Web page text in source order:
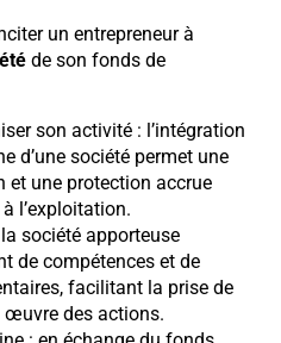
un entrepreneur à
de son fonds de
son activité : l’intégration
d’une société permet une
et une protection accrue
l’exploitation.
société apporteuse
de compétences et de
facilitant la prise de
œuvre des actions.